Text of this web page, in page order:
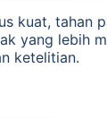
kuat, tahan
yang lebih
ketelitian.